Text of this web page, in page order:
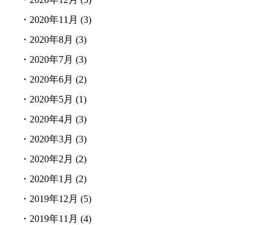
・2020年11月 (3)
・2020年8月 (3)
・2020年7月 (3)
・2020年6月 (2)
・2020年5月 (1)
・2020年4月 (3)
・2020年3月 (3)
・2020年2月 (2)
・2020年1月 (2)
・2019年12月 (5)
・2019年11月 (4)